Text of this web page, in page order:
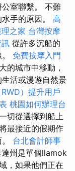
室聯繫。 不難
手的原因。 高
之家 台灣按摩
從許多沉船的
免費按摩入門
的城市中移動，
活或漫遊自然景
）提升用戶
桃園如何辦理台
切從選擇到船上
最接近的假期作
台北會計師事
州是單個llamok
，如果他們正在